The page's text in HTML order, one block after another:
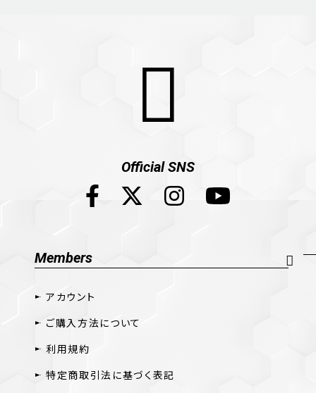
Official SNS
Members
アカウント
ご購入方法について
利用規約
特定商取引法に基づく表記